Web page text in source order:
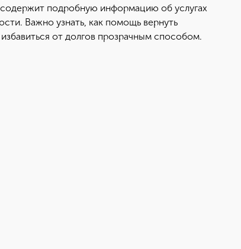
подробную информацию об услугах
Важно узнать, как помощь вернуть
от долгов прозрачным способом.